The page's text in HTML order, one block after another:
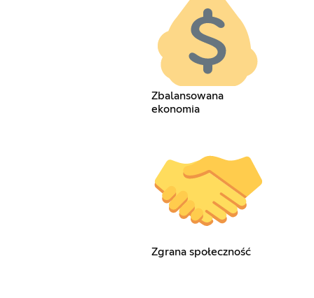
Zbalansowana
ekonomia
Zgrana społeczność